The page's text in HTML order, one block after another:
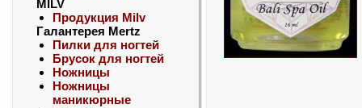
MILV
Продукция Milv
Галантерея Mertz
Пилки для ногтей
Брусок для ногтей
Ножницы
Ножницы
маникюрные